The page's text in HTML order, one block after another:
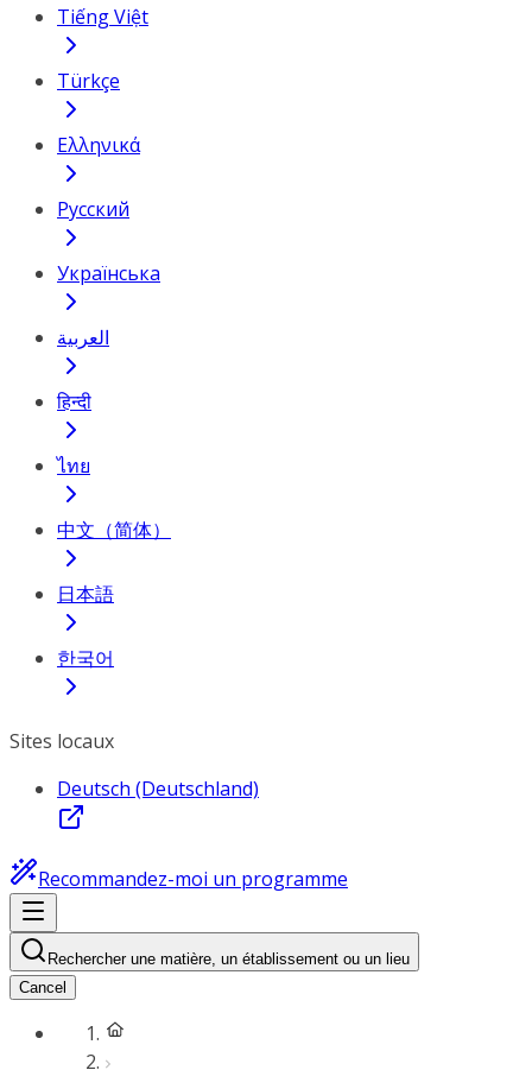
Tiếng Việt
Türkçe
Ελληνικά
Русский
Українська
العربية
हिन्दी
ไทย
中文（简体）
日本語
한국어
Sites locaux
Deutsch (Deutschland)
Recommandez-moi un programme
Rechercher une matière, un établissement ou un lieu
Cancel